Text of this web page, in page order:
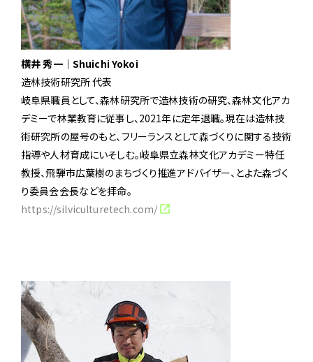
横井 秀一｜Shuichi Yokoi
造林技術研究所 代表
岐阜県職員として、森林研究所で造林技術の研究、森林文化アカ
デミーで林業教育に従事し、2021年に定年退職。現在は造林技
術研究所の屋号のもと、フリーランスとして森づくりに関する技術
指導や人材育成にいそしむ。岐阜県立森林文化アカデミー特任
教授、飛騨市広葉樹のまちづくり推進アドバイザー、とよた森づく
り委員会会長などを拝命。
https://silviculturetech.com/